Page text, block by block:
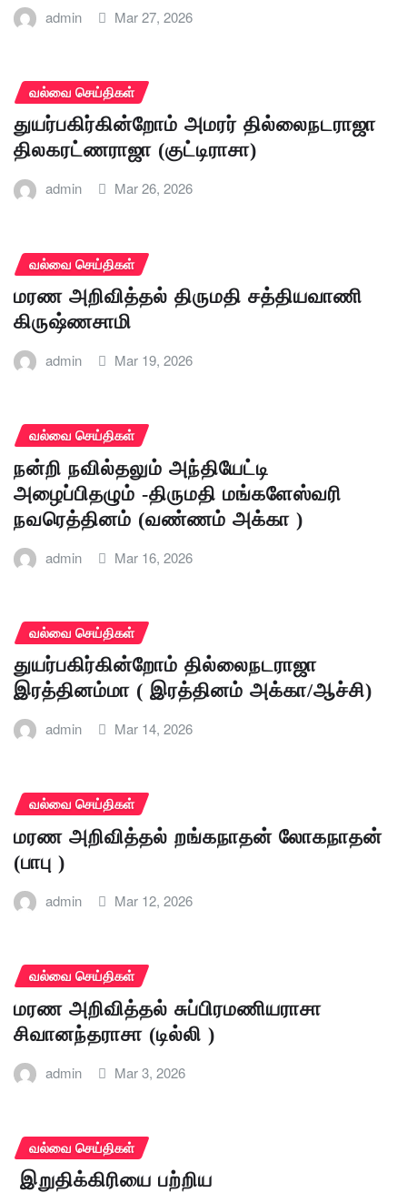
admin Mar 27, 2026
வல்வை செய்திகள்
துயர்பகிர்கின்றோம் அமரர் தில்லைநடராஜா
திலகரட்ணராஜா (குட்டிராசா)
admin Mar 26, 2026
வல்வை செய்திகள்
மரண அறிவித்தல் திருமதி சத்தியவாணி
கிருஷ்ணசாமி
admin Mar 19, 2026
வல்வை செய்திகள்
நன்றி நவில்தலும் அந்தியேட்டி
அழைப்பிதழும் -திருமதி மங்களேஸ்வரி
நவரெத்தினம் (வண்ணம் அக்கா )
admin Mar 16, 2026
வல்வை செய்திகள்
துயர்பகிர்கின்றோம் தில்லைநடராஜா
இரத்தினம்மா ( இரத்தினம் அக்கா/ஆச்சி)
admin Mar 14, 2026
வல்வை செய்திகள்
மரண அறிவித்தல் றங்கநாதன் லோகநாதன்
(பாபு )
admin Mar 12, 2026
வல்வை செய்திகள்
மரண அறிவித்தல் சுப்பிரமணியராசா
சிவானந்தராசா (டில்லி )
admin Mar 3, 2026
வல்வை செய்திகள்
இறுதிக்கிரியை பற்றிய